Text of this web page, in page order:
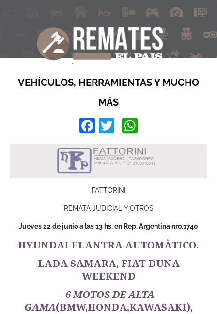
VEHÍCULOS, HERRAMIENTAS Y MUCHO
MÁS
Facebook
Twitter
FATTORINI
REMATA JUDICIAL Y OTROS
Jueves 22 de junioa las 13 hs.en Rep. Argentina nro.1740
HYUNDAI ELANTRA AUTOMÀTICO.
LADA SAMARA, FIAT DUNA
WEEKEND
6 MOTOS DE ALTA
GAMA(BMW,HONDA,KAWASAKI),